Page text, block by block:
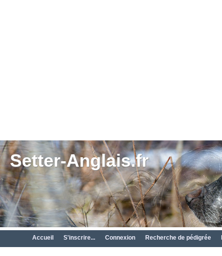
Setter-Anglais.fr
Accueil S'inscrire... Connexion Recherche de pédigrée